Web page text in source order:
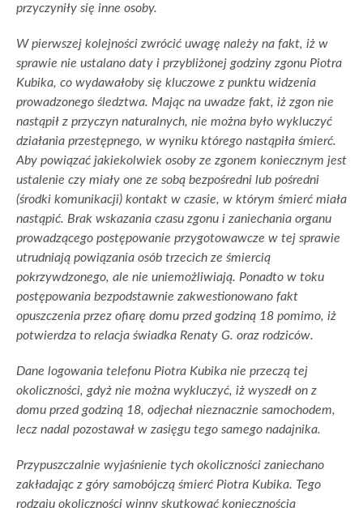
przyczyniły się inne osoby.
W pierwszej kolejności zwrócić uwagę należy na fakt, iż w
sprawie nie ustalano daty i przybliżonej godziny zgonu Piotra
Kubika, co wydawałoby się kluczowe z punktu widzenia
prowadzonego śledztwa. Mając na uwadze fakt, iż zgon nie
nastąpił z przyczyn naturalnych, nie można było wykluczyć
działania przestępnego, w wyniku którego nastąpiła śmierć.
Aby powiązać jakiekolwiek osoby ze zgonem koniecznym jest
ustalenie czy miały one ze sobą bezpośredni lub pośredni
(środki komunikacji) kontakt w czasie, w którym śmierć miała
nastąpić. Brak wskazania czasu zgonu i zaniechania organu
prowadzącego postępowanie przygotowawcze w tej sprawie
utrudniają powiązania osób trzecich ze śmiercią
pokrzywdzonego, ale nie uniemożliwiają. Ponadto w toku
postępowania bezpodstawnie zakwestionowano fakt
opuszczenia przez ofiarę domu przed godziną 18 pomimo, iż
potwierdza to relacja świadka Renaty G. oraz rodziców.
Dane logowania telefonu Piotra Kubika nie przeczą tej
okoliczności, gdyż nie można wykluczyć, iż wyszedł on z
domu przed godziną 18, odjechał nieznacznie samochodem,
lecz nadal pozostawał w zasięgu tego samego nadajnika.
Przypuszczalnie wyjaśnienie tych okoliczności zaniechano
zakładając z góry samobójczą śmierć Piotra Kubika. Tego
rodzaju okoliczności winny skutkować koniecznością